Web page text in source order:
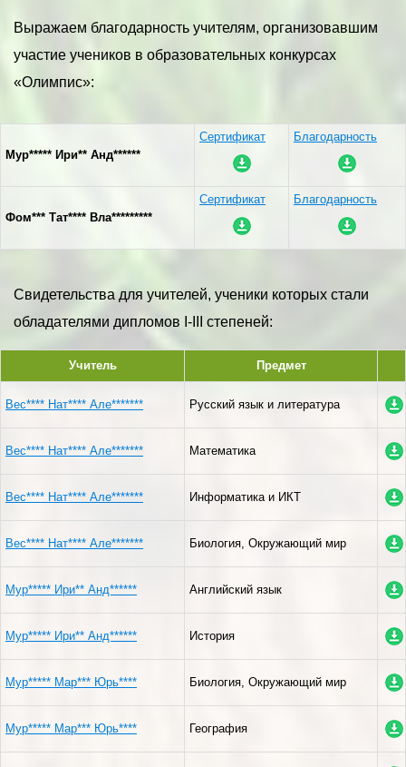
Выражаем благодарность учителям, организовавшим
участие учеников в образовательных конкурсах
«Олимпис»:
Мур***** Ири** Анд******
Сертификат Благодарность
Фом*** Тат**** Вла*********
Сертификат Благодарность
Свидетельства для учителей, ученики которых стали
обладателями дипломов I-III степеней:
Учитель Предмет
Вес**** Нат**** Але******* Русский язык и литература
Вес**** Нат**** Але******* Математика
Вес**** Нат**** Але******* Информатика и ИКТ
Вес**** Нат**** Але******* Биология, Окружающий мир
Мур***** Ири** Анд****** Английский язык
Мур***** Ири** Анд****** История
Мур***** Мар*** Юрь**** Биология, Окружающий мир
Мур***** Мар*** Юрь**** География